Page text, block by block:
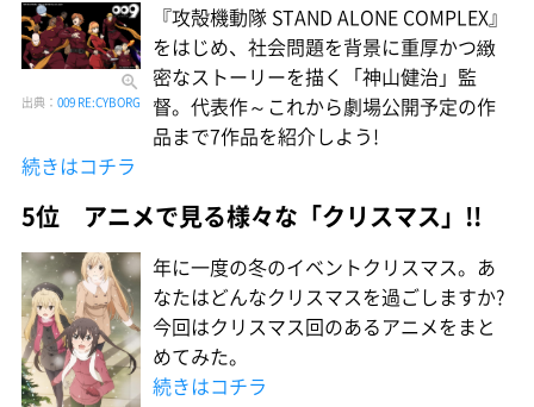
出典： 009 RE:CYBORG
『攻殻機動隊 STAND ALONE COMPLEX』
をはじめ、社会問題を背景に重厚かつ緻
密なストーリーを描く「神山健治」監
督。代表作～これから劇場公開予定の作
品まで7作品を紹介しよう!
続きはコチラ
5位 アニメで見る様々な「クリスマス」!!
年に一度の冬のイベントクリスマス。あ
なたはどんなクリスマスを過ごしますか?
今回はクリスマス回のあるアニメをまと
めてみた。
続きはコチラ